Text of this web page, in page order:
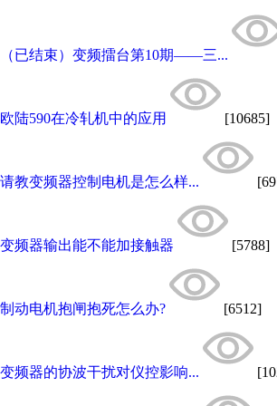
（已结束）变频擂台第10期——三...
欧陆590在冷轧机中的应用 [10685]
请教变频器控制电机是怎么样...
变频器输出能不能加接触器 [5788]
制动电机抱闸抱死怎么办? [6512]
变频器的协波干扰对仪控影响...